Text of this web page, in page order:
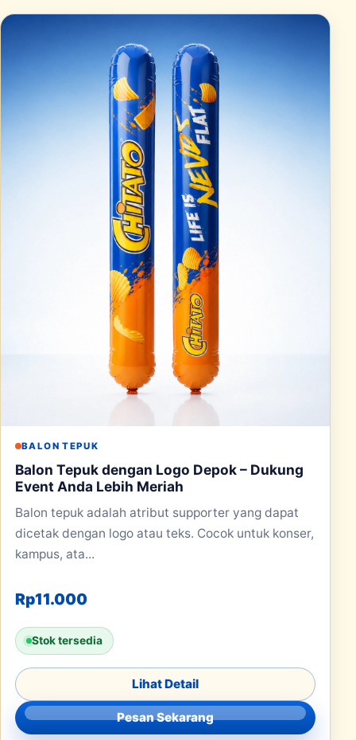
BALON TEPUK
Balon Tepuk dengan Logo Depok – Dukung
Event Anda Lebih Meriah
Balon tepuk adalah atribut supporter yang dapat
dicetak dengan logo atau teks. Cocok untuk konser,
kampus, ata...
Rp11.000
Stok tersedia
Lihat Detail
Pesan Sekarang